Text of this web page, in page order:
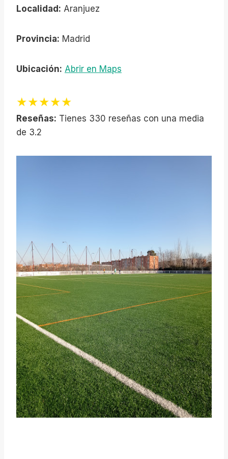
Localidad: Aranjuez
Provincia: Madrid
Ubicación: Abrir en Maps
★★★★★
Reseñas: Tienes 330 reseñas con una media
de 3.2